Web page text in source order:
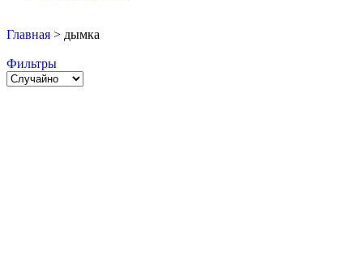
Главная > дымка
Фильтры